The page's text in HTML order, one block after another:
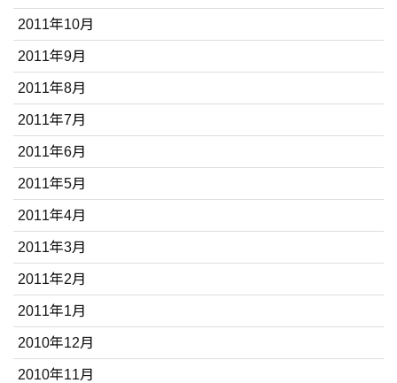
2011年10月
2011年9月
2011年8月
2011年7月
2011年6月
2011年5月
2011年4月
2011年3月
2011年2月
2011年1月
2010年12月
2010年11月